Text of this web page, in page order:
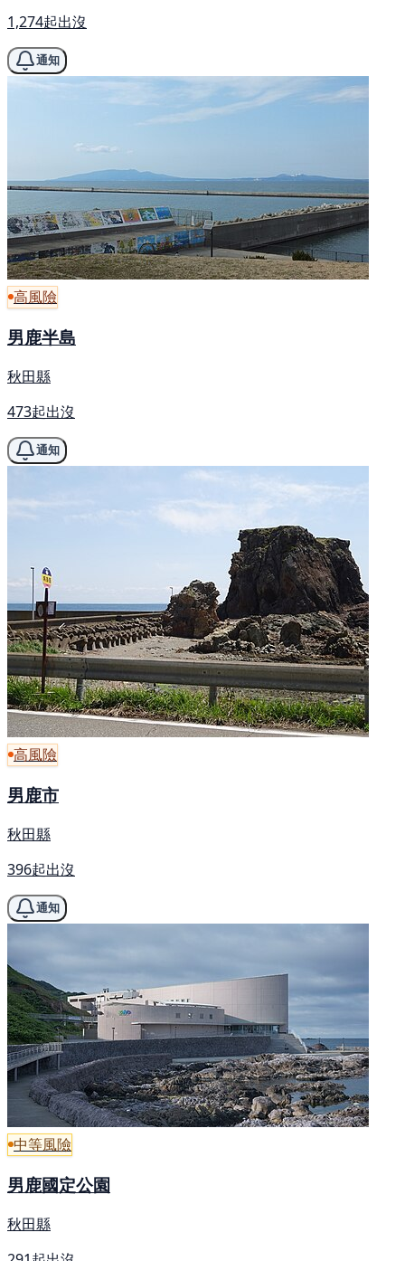
1,274起出沒
通知
高風險
男鹿半島
秋田縣
473起出沒
通知
高風險
男鹿市
秋田縣
396起出沒
通知
中等風險
男鹿國定公園
秋田縣